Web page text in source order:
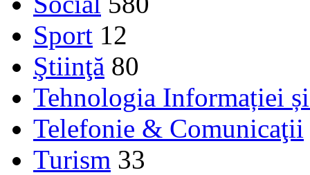
Sport 12
Ştiinţă 80
Tehnologia Informației
Telefonie & Comunicaţii
Turism 33